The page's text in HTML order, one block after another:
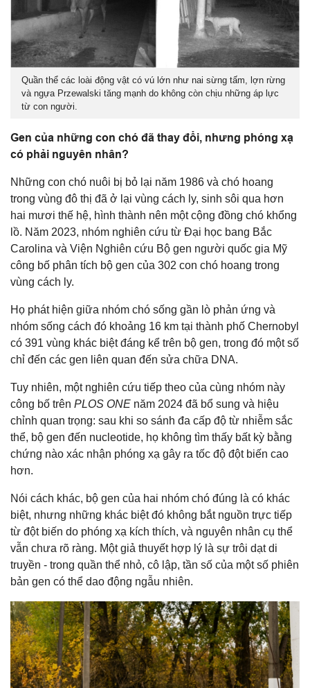
Quần thể các loài động vật có vú lớn như nai sừng tấm, lợn rừng
và ngựa Przewalski tăng mạnh do không còn chịu những áp lực
từ con người.
Gen của những con chó đã thay đổi, nhưng phóng xạ
có phải nguyên nhân?
Những con chó nuôi bị bỏ lại năm 1986 và chó hoang
trong vùng đô thị đã ở lại vùng cách ly, sinh sôi qua hơn
hai mươi thế hệ, hình thành nên một cộng đồng chó khổng
lồ. Năm 2023, nhóm nghiên cứu từ Đại học bang Bắc
Carolina và Viện Nghiên cứu Bộ gen người quốc gia Mỹ
công bố phân tích bộ gen của 302 con chó hoang trong
vùng cách ly.
Họ phát hiện giữa nhóm chó sống gần lò phản ứng và
nhóm sống cách đó khoảng 16 km tại thành phố Chernobyl
có 391 vùng khác biệt đáng kể trên bộ gen, trong đó một số
chỉ đến các gen liên quan đến sửa chữa DNA.
Tuy nhiên, một nghiên cứu tiếp theo của cùng nhóm này
công bố trên PLOS ONE năm 2024 đã bổ sung và hiệu
chỉnh quan trọng: sau khi so sánh đa cấp độ từ nhiễm sắc
thể, bộ gen đến nucleotide, họ không tìm thấy bất kỳ bằng
chứng nào xác nhận phóng xạ gây ra tốc độ đột biến cao
hơn.
Nói cách khác, bộ gen của hai nhóm chó đúng là có khác
biệt, nhưng những khác biệt đó không bắt nguồn trực tiếp
từ đột biến do phóng xạ kích thích, và nguyên nhân cụ thể
vẫn chưa rõ ràng. Một giả thuyết hợp lý là sự trôi dạt di
truyền - trong quần thể nhỏ, cô lập, tần số của một số phiên
bản gen có thể dao động ngẫu nhiên.